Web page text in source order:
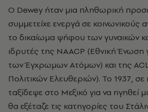
Ο Dewey ήταν μια πληθωρική
συμμετείχε ενεργά σε κοινωνικούς
το δικαίωμα ψήφου των γυναικών
ιδρυτές της NAACP (Εθνική Ένωση
των Έγχρωμων Ατόμων) και της
Πολιτικών Ελευθεριών). Το 1937, σε
ταξίδεψε στο Μεξικό για να ηγηθεί
θα εξέταζε τις κατηγορίες του